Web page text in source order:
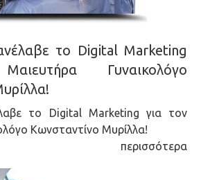
το Digital Marketing
Γυναικολόγο
το Digital Marketing για τον
Κωνσταντίνο Μυρίλλα!
περισσότερα